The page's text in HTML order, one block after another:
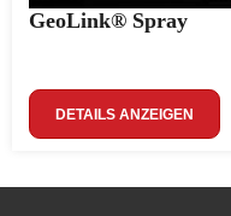
GeoLink® Spray
DETAILS ANZEIGEN